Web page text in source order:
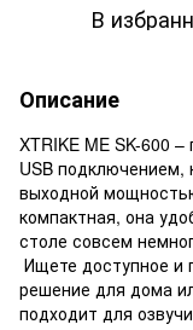
В
Описание
XTRIKE ME SK-600
USB подключением,
выходной
компактная, она
столе совсем
Ищете доступное и
решение для дома
подходит для